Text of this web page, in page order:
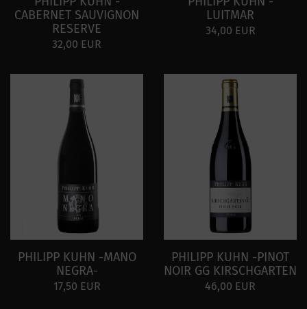
CABERNET SAUVIGNON
RESERVE
32,00 EUR
LUITMAR
34,00 EUR
PHILIPP KUHN -MANO
NEGRA-
17,50 EUR
PHILIPP KUHN -PINOT
NOIR GG KIRSCHGARTEN
46,00 EUR